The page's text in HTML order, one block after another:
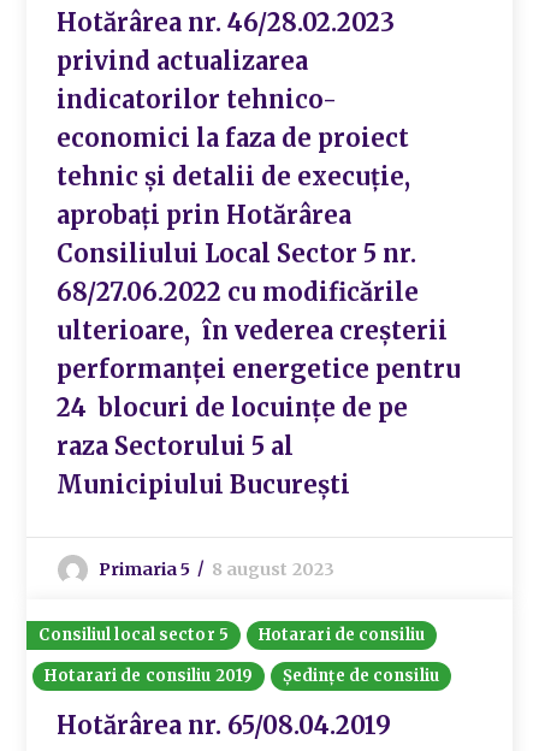
Hotărârea nr. 46/28.02.2023
privind actualizarea
indicatorilor tehnico-
economici la faza de proiect
tehnic și detalii de execuție,
aprobați prin Hotărârea
Consiliului Local Sector 5 nr.
68/27.06.2022 cu modificările
ulterioare, în vederea creșterii
performanței energetice pentru
24 blocuri de locuințe de pe
raza Sectorului 5 al
Municipiului București
Primaria 5 8 august 2023
Consiliul local sector 5
Hotarari de consiliu
Hotarari de consiliu 2019
Ședințe de consiliu
Hotărârea nr. 65/08.04.2019